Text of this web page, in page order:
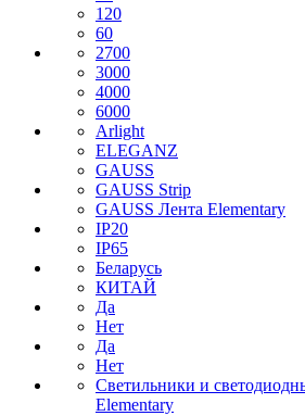
120
60
2700
3000
4000
6000
Arlight
ELEGANZ
GAUSS
GAUSS Strip
GAUSS Лента Elementary
IP20
IP65
Беларусь
КИТАЙ
Да
Нет
Да
Нет
Светильники и
Elementary